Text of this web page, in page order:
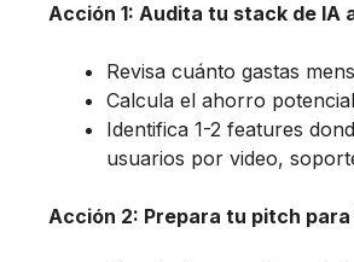
Acción 1: Audita tu stack de IA
Revisa cuánto gastas
Calcula el ahorro
Identifica 1-2 features
usuarios por video,
Acción 2: Prepara tu pitch